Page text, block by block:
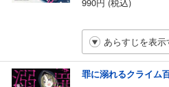
あらすじを表示
罪に溺れるクライム